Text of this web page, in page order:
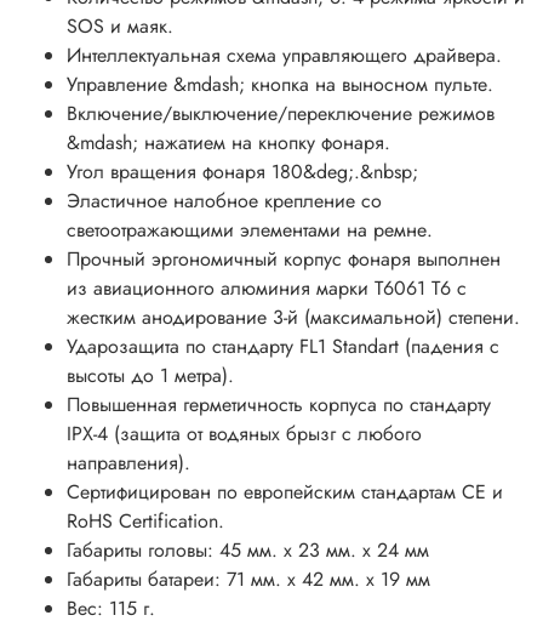
&nbsp;
Комплектация:
фонарь Olight HS2, аккумуляторный блок 2000 мАч,
кабель 1,5 метра micro-USB, налобное эластичное
крепление, коробка для хранения Olight, инструкция на
русском языке (см. фото).
&nbsp;
&nbsp;
Время работы и режимы работы (2000 mAh):
&nbsp;
Двойной свет Max 400 люмен &mdash; 2 часа 12 минут
Двойной свет Low 100 люмен &mdash; 9 часов
Дальний свет Med 200 люмен &mdash; 4 часа 30 минут
Дальний свет Lower 50 люмен &mdash; 18 часов
SOS и маяк.
Интеллектуальная схема управляющего драйвера.
Управление &mdash; кнопка на выносном пульте.
Включение/выключение/переключение режимов
&mdash; нажатием на кнопку фонаря.
Угол вращения фонаря 180&deg;.&nbsp;
Эластичное налобное крепление со
светоотражающими элементами на ремне.
Прочный эргономичный корпус фонаря выполнен
из авиационного алюминия марки Т6061 T6 с
жестким анодирование 3-й (максимальной) степени.
Ударозащита по стандарту FL1 Standart (падения с
высоты до 1 метра).
Повышенная герметичность корпуса по стандарту
IPX-4 (защита от водяных брызг с любого
направления).
Сертифицирован по европейским стандартам CE и
RoHS Certification.
Габариты головы: 45 мм. x 23 мм. x 24 мм
Габариты батареи: 71 мм. x 42 мм. x 19 мм
Вес: 115 г.